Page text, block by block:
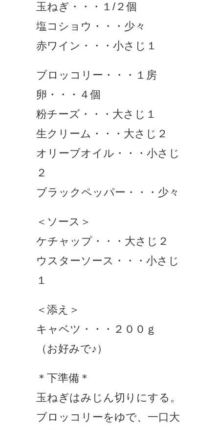
玉ねぎ・・・１/２個
塩コショウ・・・少々
赤ワイン・・・小さじ１
ブロッコリー・・・１房
卵・・・４個
粉チーズ・・・大さじ１
生クリーム・・・大さじ２
オリーブオイル・・・小さじ
２
ブラックペッパー・・・少々
＜ソース＞
ケチャップ・・・大さじ２
ウスターソース・・・小さじ
１
＜添え＞
キャベツ・・・２００ｇ
（お好みで♪）
＊下準備＊
玉ねぎはみじん切りにする。
ブロッコリーをゆで、一口大